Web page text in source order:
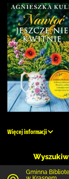
Więcej informacji
Gminna